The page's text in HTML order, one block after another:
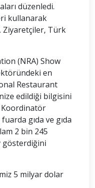
düzenledi.
kullanarak
Ziyaretçiler, Türk
(NRA) Show
en
Restaurant
edildiği bilgisini
Koordinatör
gıda ve gıda
2 bin 245
gösterdiğini
5 milyar dolar